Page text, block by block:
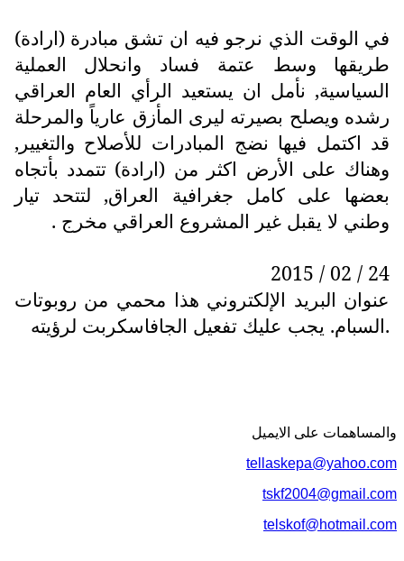
في الوقت الذي نرجو فيه ان تشق مبادرة (ارادة)
طريقها وسط عتمة فساد وانحلال العملية
السياسية, نأمل ان يستعيد الرأي العام العراقي
رشده ويصلح بصيرته ليرى المأزق عارياً والمرحلة
قد اكتمل فيها نضج المبادرات للأصلاح والتغيير,
وهناك على الأرض اكثر من (ارادة) تتمدد بأتجاه
بعضها على كامل جغرافية العراق, لتتحد تيار
وطني لا يقبل غير المشروع العراقي مخرج .
24 / 02 / 2015
عنوان البريد الإلكتروني هذا محمي من روبوتات
السبام. يجب عليك تفعيل الجافاسكربت لرؤيته.
والمساهمات علی الایمیل
tellaskepa@yahoo.com
tskf2004@gmail.com
telskof@hotmail.com